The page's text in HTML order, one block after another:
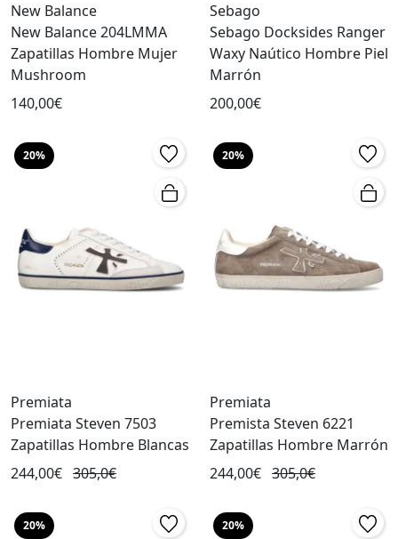
New Balance
New Balance 204LMMA
Zapatillas Hombre Mujer
Mushroom
140,00€
Sebago
Sebago Docksides Ranger
Waxy Naútico Hombre Piel
Marrón
200,00€
20%
Premiata
Premiata Steven 7503
Zapatillas Hombre Blancas
244,00€ 305,0€
20%
Premiata
Premista Steven 6221
Zapatillas Hombre Marrón
244,00€ 305,0€
20% 20%